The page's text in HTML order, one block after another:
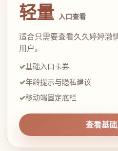
轻量 入口查看
适合只需要查看久久婷婷激
用户。
基础入口卡券
年龄提示与隐私建议
移动端固定底栏
查看基